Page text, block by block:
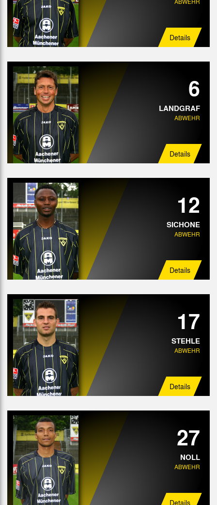
Details
6
LANDGRAF
ABWEHR
Details
12
SICHONE
ABWEHR
Details
17
STEHLE
ABWEHR
Details
27
NOLL
ABWEHR
Details